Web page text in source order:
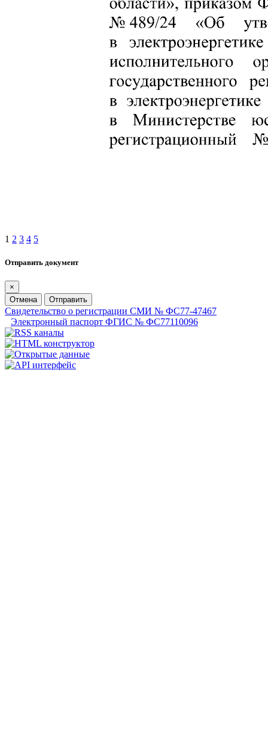
1 2 3 4 5
Отправить документ
×
Отмена
Отправить
Свидетельство о регистрации СМИ № ФС77-47467
Электронный паспорт ФГИС № ФС77110096